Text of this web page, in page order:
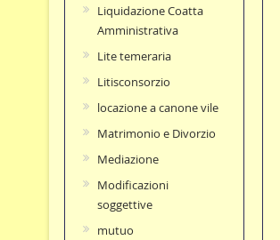
Liquidazione Coatta
Amministrativa
Lite temeraria
Litisconsorzio
locazione a canone vile
Matrimonio e Divorzio
Mediazione
Modificazioni
soggettive
mutuo